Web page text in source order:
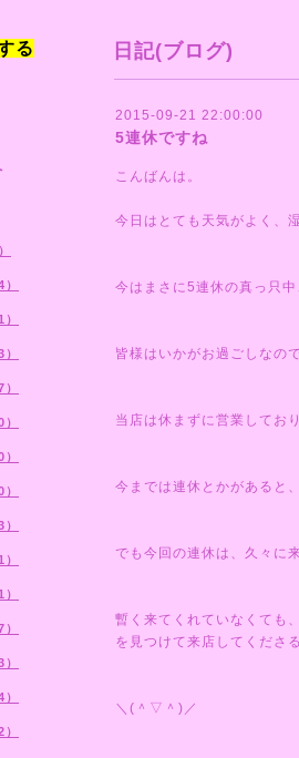
日記(ブログ)
2015-09-21 22:00:00
5連休ですね
こんばんは。
今日はとても天気がよく、
今はまさに5連休の真っ只
皆様はいかがお過ごしなの
当店は休まずに営業してお
今までは連休とかがあると
でも今回の連休は、久々に
暫く来てくれていなくても
を見つけて来店してくださ
＼(＾▽＾)／
る